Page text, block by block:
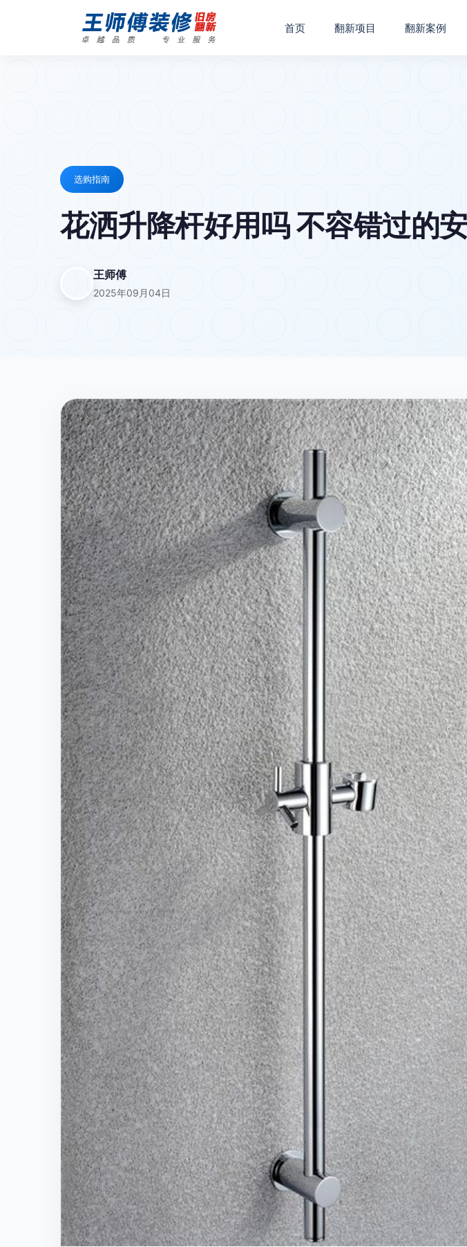
首页 翻新项目 翻新案例
选购指南
花洒升降杆好用吗 不容错过的
王师傅
2025年09月04日